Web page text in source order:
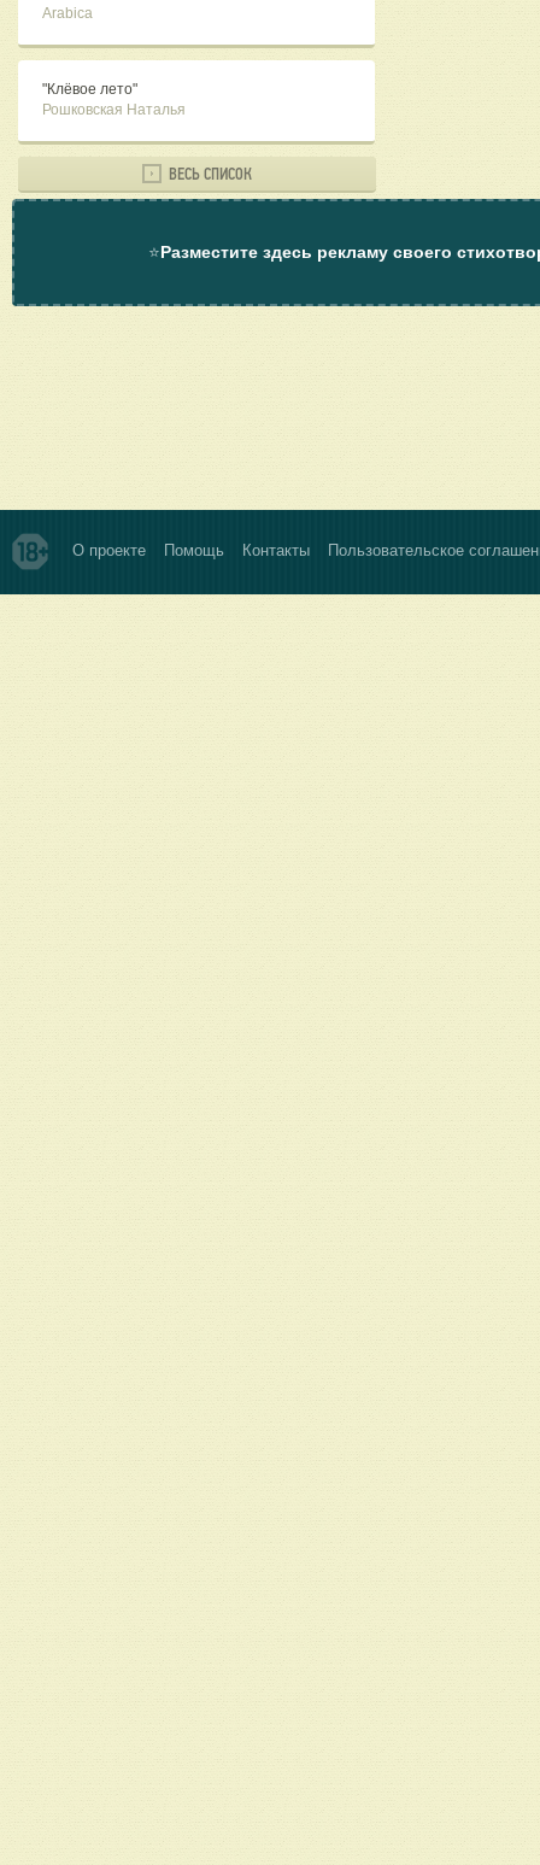
Arabica
"Клёвое лето"
Рошковская Наталья
ВЕСЬ СПИСОК
⭐Разместите здесь рекламу своего
О проекте Помощь Контакты Пользовательское